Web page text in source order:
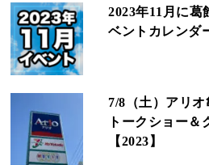
2023年11月に葛
ベントカレンダ
7/8（土）アリ
トークショー＆
【2023】